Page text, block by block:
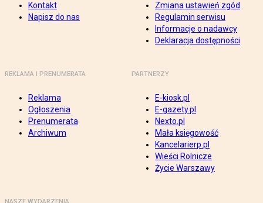
Kontakt
Napisz do nas
Zmiana ustawień zgód
Regulamin serwisu
Informacje o nadawcy
Deklaracja dostępności
REKLAMA I PRENUMERATA
Reklama
Ogłoszenia
Prenumerata
Archiwum
PARTNERZY
E-kiosk.pl
E-gazety.pl
Nexto.pl
Mała księgowość
Kancelarierp.pl
Wieści Rolnicze
Życie Warszawy